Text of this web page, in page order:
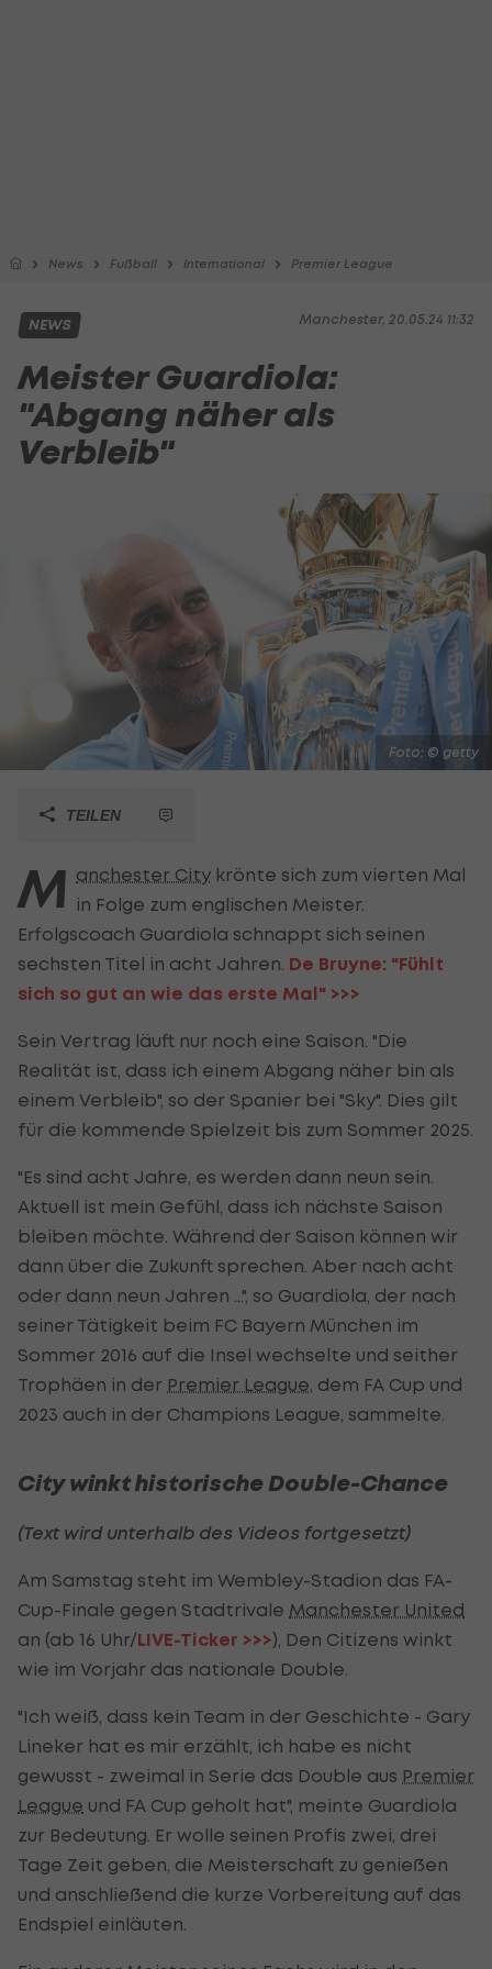
News Fußball International Premier League
Manchester, 20.05.24 11:32
NEWS
Meister Guardiola:
"Abgang näher als
Verbleib"
Foto: © getty
TEILEN
M anchester City krönte sich zum vierten Mal
in Folge zum englischen Meister.
Erfolgscoach Guardiola schnappt sich seinen
sechsten Titel in acht Jahren. De Bruyne: "Fühlt
sich so gut an wie das erste Mal" >>>
Sein Vertrag läuft nur noch eine Saison. "Die
Realität ist, dass ich einem Abgang näher bin als
einem Verbleib", so der Spanier bei "Sky". Dies gilt
für die kommende Spielzeit bis zum Sommer 2025.
"Es sind acht Jahre, es werden dann neun sein.
Aktuell ist mein Gefühl, dass ich nächste Saison
bleiben möchte. Während der Saison können wir
dann über die Zukunft sprechen. Aber nach acht
oder dann neun Jahren ...", so Guardiola, der nach
seiner Tätigkeit beim FC Bayern München im
Sommer 2016 auf die Insel wechselte und seither
Trophäen in der Premier League , dem FA Cup und
2023 auch in der Champions League, sammelte.
City winkt historische Double-Chance
(Text wird unterhalb des Videos fortgesetzt)
Am Samstag steht im Wembley-Stadion das FA-
Cup-Finale gegen Stadtrivale Manchester United
an (ab 16 Uhr/LIVE-Ticker >>>), Den Citizens winkt
wie im Vorjahr das nationale Double.
"Ich weiß, dass kein Team in der Geschichte - Gary
Lineker hat es mir erzählt, ich habe es nicht
gewusst - zweimal in Serie das Double aus Premier
League und FA Cup geholt hat", meinte Guardiola
zur Bedeutung. Er wolle seinen Profis zwei, drei
Tage Zeit geben, die Meisterschaft zu genießen
und anschließend die kurze Vorbereitung auf das
Endspiel einläuten.